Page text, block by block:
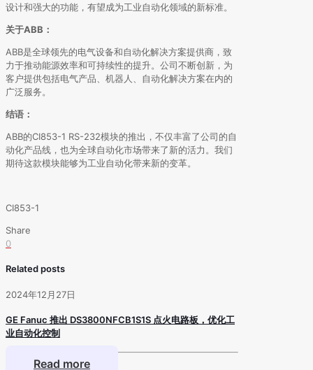
设计和强大的功能，有望成为工业自动化领域的新标准。
关于ABB：
ABB是全球领先的电气设备和自动化解决方案提供商，致
力于推动能源效率和可持续性的提升。公司不断创新，为
客户提供包括电气产品、机器人、自动化解决方案在内的
广泛服务。
结语：
ABB的CI853-1 RS-232模块的推出，不仅丰富了公司的自
动化产品线，也为全球自动化市场带来了新的活力。我们
期待这款模块能够为工业自动化带来新的变革。
CI853-1
Share
0
Related posts
2024年12月27日
GE Fanuc 推出 DS3800NFCB1S1S 点火电路板，优化工
业自动化控制
Read more